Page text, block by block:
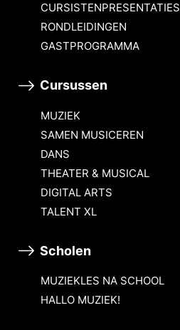
CURSISTENPRESENTATIES
RONDLEIDINGEN
GASTPROGRAMMA
Cursussen
MUZIEK
SAMEN MUSICEREN
DANS
THEATER & MUSICAL
DIGITAL ARTS
TALENT XL
Scholen
MUZIEKLES NA SCHOOL
HALLO MUZIEK!